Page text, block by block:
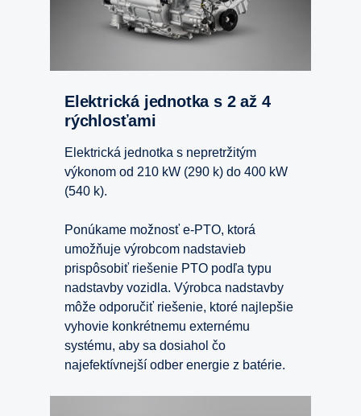
Elektrická jednotka s 2 až 4
rýchlosťami
Elektrická jednotka s nepretržitým
výkonom od 210 kW (290 k) do 400 kW
(540 k).
Ponúkame možnosť e-PTO, ktorá
umožňuje výrobcom nadstavieb
prispôsobiť riešenie PTO podľa typu
nadstavby vozidla. Výrobca nadstavby
môže odporučiť riešenie, ktoré najlepšie
vyhovie konkrétnemu externému
systému, aby sa dosiahol čo
najefektívnejší odber energie z batérie.